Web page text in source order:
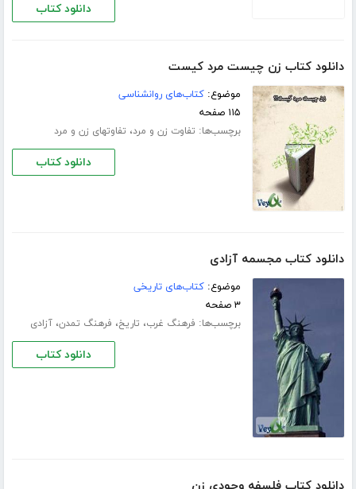
دانلود کتاب
دانلود کتاب زن چیست مرد کیست
موضوع:کتاب‌های روانشناسی
۱۱۵ صفحه
برچسب‌ها: تفاوت زن و مرد، تفاوتهای زن و مرد
دانلود کتاب
دانلود کتاب مجسمه آزادی
موضوع:کتاب‌های تاریخی
۳ صفحه
برچسب‌ها: فرهنگ غرب، تاریخ، فرهنگ تمدن،آزادی
دانلود کتاب